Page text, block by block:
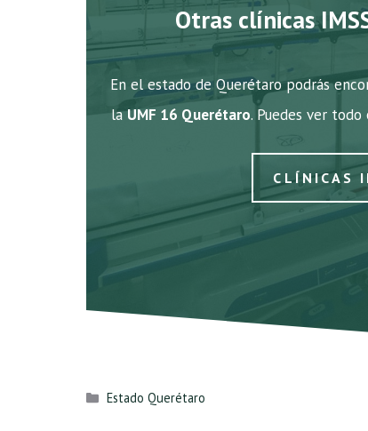
Otras clínicas
En el estado de Querétaro podrás
laUMF 16 Querétaro. Puedes ver
CLÍNICAS
Categorías
Estado Querétaro